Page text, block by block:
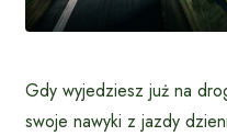
Gdy wyjedziesz już na
swoje nawyki z jazdy